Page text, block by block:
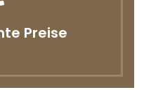
Preise